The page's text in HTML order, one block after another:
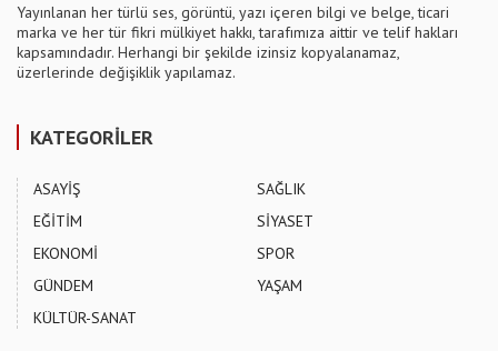
Yayınlanan her türlü ses, görüntü, yazı içeren bilgi ve belge, ticari
marka ve her tür fikri mülkiyet hakkı, tarafımıza aittir ve telif hakları
kapsamındadır. Herhangi bir şekilde izinsiz kopyalanamaz,
üzerlerinde değişiklik yapılamaz.
KATEGORİLER
ASAYİŞ
EĞİTİM
EKONOMİ
GÜNDEM
KÜLTÜR-SANAT
SAĞLIK
SİYASET
SPOR
YAŞAM